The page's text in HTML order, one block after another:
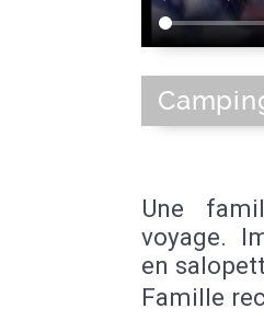
Une
voyage.
en
Famille